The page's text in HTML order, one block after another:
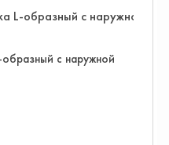
с наружной